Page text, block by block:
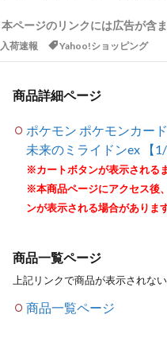
本ページのリンクには広告が含ま
入荷速報 Yahoo!ショッピング
商品詳細ページ
ポケモン ポケモンカー
未来のミライドンex 【1/
※カートボタンが表示される
※本商品ページにアクセス後
ンが表示される場合があります
商品一覧ページ
上記リンクで商品が表示されな
商品一覧ページ